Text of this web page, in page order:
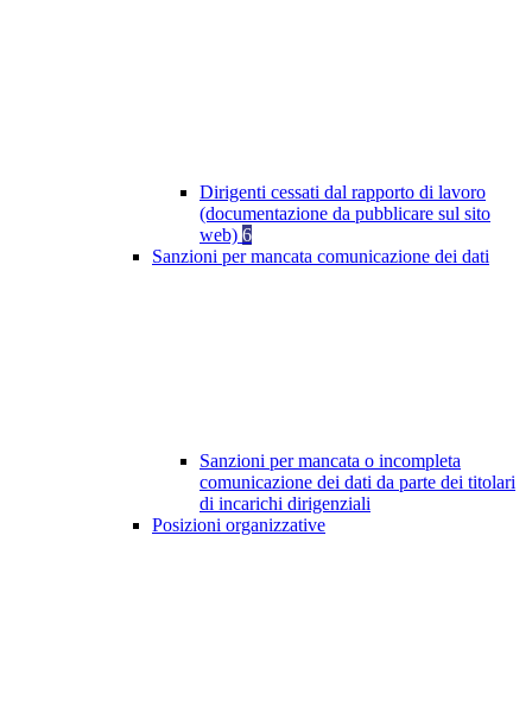
Dirigenti cessati dal rapporto di lavoro
(documentazione da pubblicare sul sito
web) 6
Sanzioni per mancata comunicazione dei dati
Sanzioni per mancata o incompleta
comunicazione dei dati da parte dei titolari
di incarichi dirigenziali
Posizioni organizzative